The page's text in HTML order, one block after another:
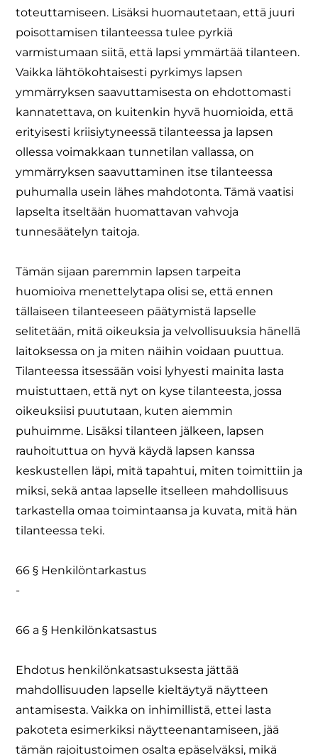
toteuttamiseen. Lisäksi huomautetaan, että juuri
poisottamisen tilanteessa tulee pyrkiä
varmistumaan siitä, että lapsi ymmärtää tilanteen.
Vaikka lähtökohtaisesti pyrkimys lapsen
ymmärryksen saavuttamisesta on ehdottomasti
kannatettava, on kuitenkin hyvä huomioida, että
erityisesti kriisiytyneessä tilanteessa ja lapsen
ollessa voimakkaan tunnetilan vallassa, on
ymmärryksen saavuttaminen itse tilanteessa
puhumalla usein lähes mahdotonta. Tämä vaatisi
lapselta itseltään huomattavan vahvoja
tunnesäätelyn taitoja.
Tämän sijaan paremmin lapsen tarpeita
huomioiva menettelytapa olisi se, että ennen
tällaiseen tilanteeseen päätymistä lapselle
selitetään, mitä oikeuksia ja velvollisuuksia hänellä
laitoksessa on ja miten näihin voidaan puuttua.
Tilanteessa itsessään voisi lyhyesti mainita lasta
muistuttaen, että nyt on kyse tilanteesta, jossa
oikeuksiisi puututaan, kuten aiemmin
puhuimme. Lisäksi tilanteen jälkeen, lapsen
rauhoituttua on hyvä käydä lapsen kanssa
keskustellen läpi, mitä tapahtui, miten toimittiin ja
miksi, sekä antaa lapselle itselleen mahdollisuus
tarkastella omaa toimintaansa ja kuvata, mitä hän
tilanteessa teki.
66 § Henkilöntarkastus
-
66 a § Henkilönkatsastus
Ehdotus henkilönkatsastuksesta jättää
mahdollisuuden lapselle kieltäytyä näytteen
antamisesta. Vaikka on inhimillistä, ettei lasta
pakoteta esimerkiksi näytteenantamiseen, jää
tämän rajoitustoimen osalta epäselväksi, mikä